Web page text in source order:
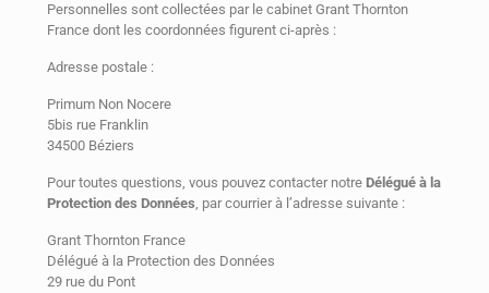
Personnelles sont collectées par le cabinet Grant Thornton
France dont les coordonnées figurent ci-après :
Adresse postale :
Primum Non Nocere
5bis rue Franklin
34500 Béziers
Pour toutes questions, vous pouvez contacter notre Délégué à la
Protection des Données, par courrier à l’adresse suivante :
Grant Thornton France
Délégué à la Protection des Données
29 rue du Pont